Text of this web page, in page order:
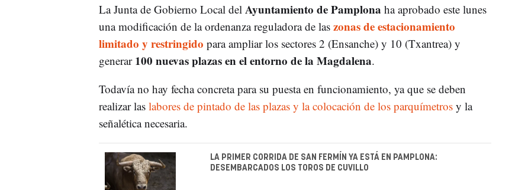
La Junta de Gobierno Local del Ayuntamiento de Pamplona ha aprobado este lunes
una modificación de la ordenanza reguladora de las zonas de estacionamiento
limitado y restringido para ampliar los sectores 2 (Ensanche) y 10 (Txantrea) y
generar 100 nuevas plazas en el entorno de la Magdalena.
Todavía no hay fecha concreta para su puesta en funcionamiento, ya que se deben
realizar las labores de pintado de las plazas y la colocación de los parquímetrosy la
señalética necesaria.
LA PRIMER CORRIDA DE SAN FERMÍN YA ESTÁ EN PAMPLONA:
DESEMBARCADOS LOS TOROS DE CUVILLO